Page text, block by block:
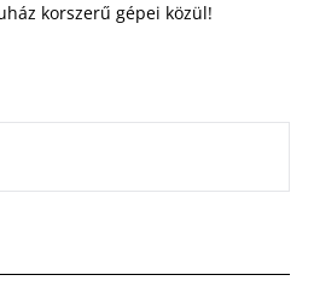
korszerű gépei közül!